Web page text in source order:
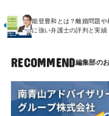
能登豊和とは？離婚問題や
に強い弁護士の評判と実績
RECOMMEND